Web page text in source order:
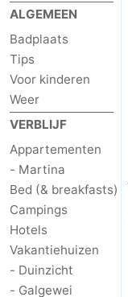
Natuur
Het
Zwin
Weer
Contact
ALGEMEEN
Badplaats
Tips
Voor kinderen
Weer
VERBLIJF
Appartementen
- Martina
Bed (& breakfasts)
Campings
Hotels
Vakantiehuizen
- Duinzicht
- Galgewei